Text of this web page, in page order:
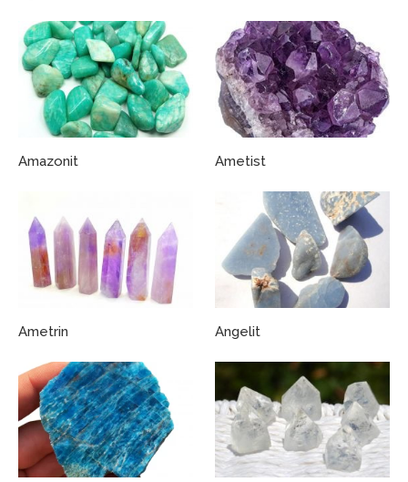
Amazonit Ametist
Ametrin Angelit